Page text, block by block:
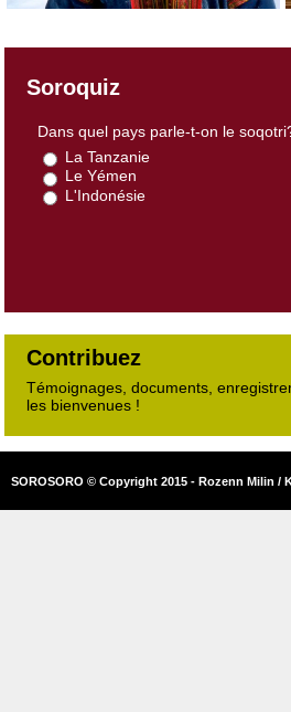
Soroquiz
Dans quel pays parle-t-on le
La Tanzanie
Le Yémen
L'Indonésie
Contribuez
Témoignages, documents,
les bienvenues !
SOROSORO © Copyright 2015 - Rozenn Milin /